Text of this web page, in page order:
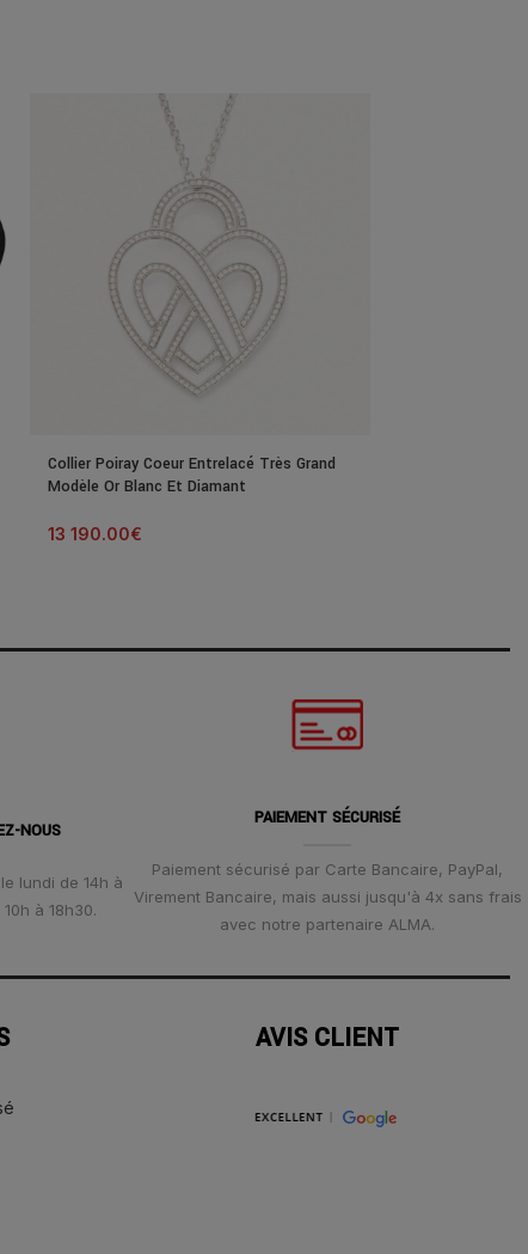
Collier Poiray Coeur Entrelacé Très Grand
Modèle Or Blanc Et Diamant
13 190.00€
NOUS
lundi de 14h à
à 18h30.
PAIEMENT SÉCURISÉ
Paiement sécurisé par Carte Bancaire, PayPal,
Virement Bancaire, mais aussi jusqu'à 4x sans frais
avec notre partenaire ALMA.
AVIS CLIENT